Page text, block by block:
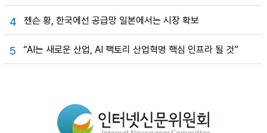
4 젠슨 황, 한국에선 공급망 일본에서는 시장 확보
5 “AI는 새로운 산업, AI 팩토리 산업혁명 핵심 인프라 될 것”